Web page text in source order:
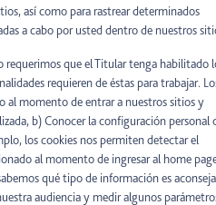
así como para rastrear determinados
a cabo por usted dentro de nuestros
requerimos que el Titular tenga habilitado
requieren de éstas para trabajar.
al momento de entrar a nuestros sitios y
b) Conocer la configuración personal
los cookies nos permiten detectar el
al momento de ingresar al home
qué tipo de información es
audiencia y medir algunos